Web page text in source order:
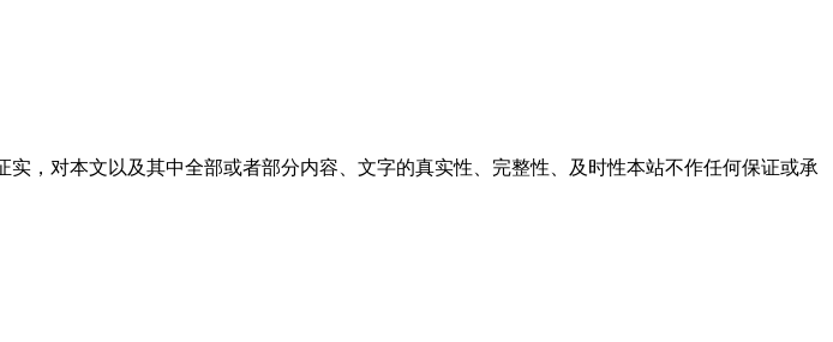
对本文以及其中全部或者部分内容、文字的真实性、完整性、及时性本站不作任何保证或承